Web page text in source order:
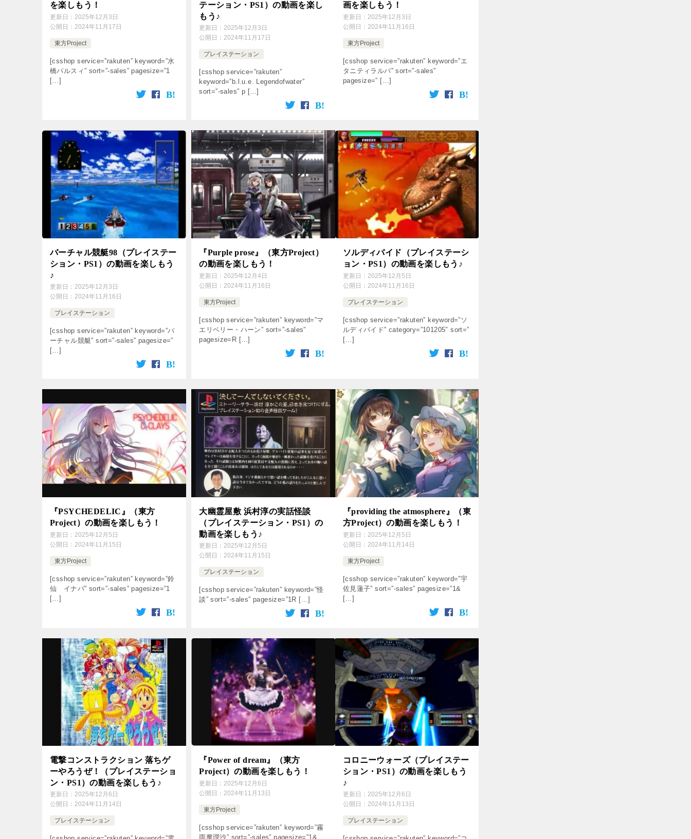
を楽しもう！
更新日： 2025年12月3日
公開日： 2024年11月17日
東方Project
[csshop service=”rakuten” keyword=”水
橋パルスィ” sort=”-sales” pagesize=”1
[…]
テーション・PS1）の動画を楽し
もう♪
更新日：2025年12月3日
公開日：2024年11月17日
プレイステーション
[csshop service=”rakuten”
keyword=”b.l.u.e. Legendofwater”
sort=”-sales” p […]
画を楽しもう！
更新日： 2025年12月3日
公開日： 2024年11月16日
東方Project
[csshop service=”rakuten” keyword=”エ
タニティラルバ” sort=”-sales”
pagesize=” […]
バーチャル競艇98（プレイステー
ション・PS1）の動画を楽しもう
♪
更新日： 2025年12月3日
公開日： 2024年11月16日
プレイステーション
[csshop service=”rakuten” keyword=”バ
ーチャル競艇” sort=”-sales” pagesize=”
[…]
『Purple prose』（東方Project）
の動画を楽しもう！
更新日：2025年12月4日
公開日：2024年11月16日
東方Project
[csshop service=”rakuten” keyword=”マ
エリベリー・ハーン” sort=”-sales”
pagesize=R […]
ソルディバイド（プレイステーシ
ョン・PS1）の動画を楽しもう♪
更新日： 2025年12月5日
公開日： 2024年11月16日
プレイステーション
[csshop service=”rakuten” keyword=”ソ
ルディバイド” category=”101205″ sort=”
[…]
『PSYCHEDELIC』（東方
Project）の動画を楽しもう！
更新日： 2025年12月5日
公開日： 2024年11月15日
東方Project
[csshop service=”rakuten” keyword=”鈴
仙 イナバ” sort=”-sales” pagesize=”1
[…]
大幽霊屋敷 浜村淳の実話怪談
（プレイステーション・PS1）の
動画を楽しもう♪
更新日： 2025年12月5日
公開日： 2024年11月15日
プレイステーション
[csshop service=”rakuten” keyword=”怪
談” sort=”-sales” pagesize=”1R […]
『providing the atmosphere』（東
方Project）の動画を楽しもう！
更新日： 2025年12月5日
公開日： 2024年11月14日
東方Project
[csshop service=”rakuten” keyword=”宇
佐見蓮子” sort=”-sales” pagesize=”1&
[…]
電撃コンストラクション 落ちゲ
ーやろうぜ！（プレイステーショ
ン・PS1）の動画を楽しもう♪
更新日： 2025年12月6日
公開日： 2024年11月14日
プレイステーション
『Power of dream』（東方
Project）の動画を楽しもう！
更新日：2025年12月6日
公開日：2024年11月13日
東方Project
[csshop service=”rakuten” keyword=”霧
雨魔理沙” sort=”-sales” pagesize=”1&
コロニーウォーズ（プレイステー
ション・PS1）の動画を楽しもう
♪
更新日： 2025年12月6日
公開日： 2024年11月13日
プレイステーション